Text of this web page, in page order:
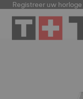
Registreer uw horloge